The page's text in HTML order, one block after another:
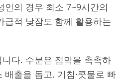
인의 경우 최소 7~9시간의
급적 낮잠도 함께 활용하는
니다. 수분은 점막을 촉촉하
배출을 돕고, 기침·콧물로 빠